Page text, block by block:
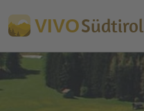
VIVOSüdtirol